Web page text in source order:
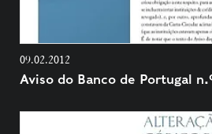
09.02.2012
Aviso do Banco de Portugal